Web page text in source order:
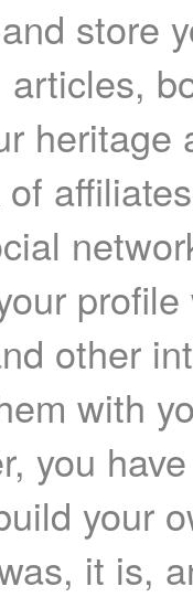
store
articles,
heritage
other
with
you
your
it is,